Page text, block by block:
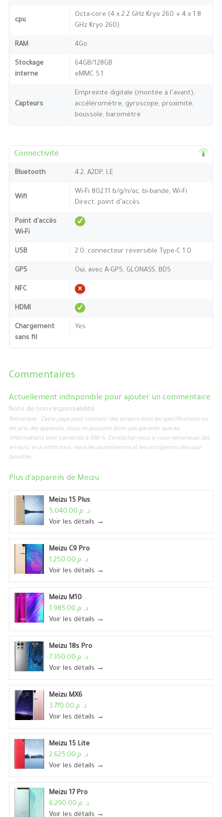
cpu
Octa-core (4 x 2.2 GHz Kryo 260 + 4 x 1.8
GHz Kryo 260)
RAM 4Go
Stockage
interne
64GB/128GB
eMMC 5.1
Capteurs
Empreinte digitale (montée à l’avant),
accéléromètre, gyroscope, proximité,
boussole, baromètre
Connectivité
Bluetooth 4.2, A2DP, LE
Wifi
Wi-Fi 802.11 b/g/n/ac, bi-bande, Wi-Fi
Direct, point d’accès
Point d'accès
Wi-Fi
USB 2.0, connecteur réversible Type-C 1.0
GPS Oui, avec A-GPS, GLONASS, BDS
NFC
HDMI
Chargement
sans fil
Yes
Commentaires
Actuellement indisponible pour ajouter un commentaire.
Note de non-responsabilité
Remarque : Cette page peut contenir des erreurs dans les spécifications ou
les prix des appareils, nous ne pouvons donc pas garantir que les
informations sont correctes à 100 %. Contactez-nous si vous remarquez des
erreurs, et à notre tour, nous les examinerons et les corrigerons dès que
possible.
Plus d'appareils de Meizu
Meizu 15 Plus
د. م.5,040.00
Voir les détails →
Meizu C9 Pro
د. م.1,250.00
Voir les détails →
Meizu M10
د. م.1,985.00
Voir les détails →
Meizu 18s Pro
د. م.7,350.00
Voir les détails →
Meizu MX6
د. م.3,770.00
Voir les détails →
Meizu 15 Lite
د. م.2,625.00
Voir les détails →
Meizu 17 Pro
د. م.6,290.00
Voir les détails →